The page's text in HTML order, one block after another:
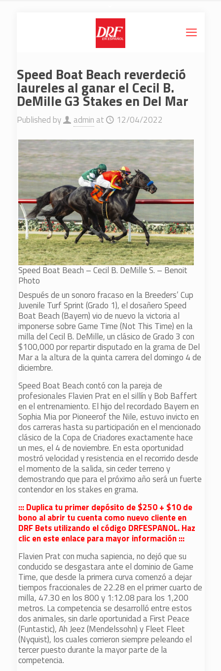
Speed Boat Beach reverdeció
laureles al ganar el Cecil B.
DeMille G3 Stakes en Del Mar
Published by admin at 12/04/2022
Speed Boat Beach – Cecil B. DeMille S. – Benoit
Photo
Después de un sonoro fracaso en la Breeders’ Cup
Juvenile Turf Sprint (Grado 1), el dosañero Speed
Boat Beach (Bayern) vio de nuevo la victoria al
imponerse sobre Game Time (Not This Time) en la
milla del Cecil B. DeMille, un clásico de Grado 3 con
$100,000 por repartir disputado en la grama de Del
Mar a la altura de la quinta carrera del domingo 4 de
diciembre.
Speed Boat Beach contó con la pareja de
profesionales Flavien Prat en el sillín y Bob Baffert
en el entrenamiento. El hijo del recordado Bayern en
Sophia Mia por Pioneerof the Nile, estuvo invicto en
dos carreras hasta su participación en el mencionado
clásico de la Copa de Criadores exactamente hace
un mes, el 4 de noviembre. En esta oportunidad
mostró velocidad y resistencia en el recorrido desde
el momento de la salida, sin ceder terreno y
demostrando que para el próximo año será un fuerte
contendor en los stakes en grama.
::: Duplica tu primer depósito de $250 + $10 de
bono al abrir tu cuenta como nuevo cliente en
DRF Bets utilizando el código DRFESPANOL. Haz
clic en este enlace para mayor información :::
Flavien Prat con mucha sapiencia, no dejó que su
conducido se desgastara ante el dominio de Game
Time, que desde la primera curva comenzó a dejar
tiempos fraccionales de 22.28 en el primer cuarto de
milla, 47.30 en los 800 y 1:12.08 para los 1,200
metros. La competencia se desarrolló entre estos
dos animales, sin darle oportunidad a First Peace
(Funtastic), Ah Jeez (Mendelssohn) y Fleet Fleet
(Nyquist), los cuales corrieron siempre peleando el
tercer puesto durante la mayor parte de la
competencia.